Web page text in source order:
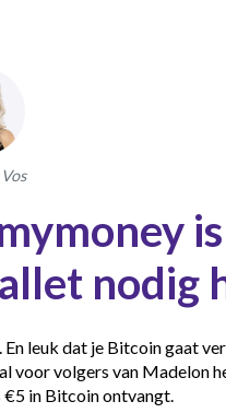
nodig
leuk dat je Bitcoin gaat
voor volgers van Madelon
€5 in Bitcoin ontvangt.